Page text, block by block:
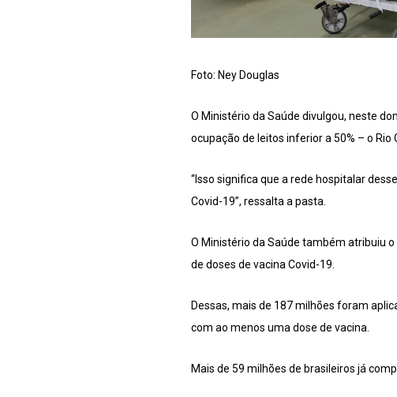
Foto: Ney Douglas
O Ministério da Saúde divulgou, neste
ocupação de leitos inferior a 50% – o Rio
“Isso significa que a rede hospitalar
Covid-19”, ressalta a pasta.
O Ministério da Saúde também atribuiu
de doses de vacina Covid-19.
Dessas, mais de 187 milhões foram
com ao menos uma dose de vacina.
Mais de 59 milhões de brasileiros já